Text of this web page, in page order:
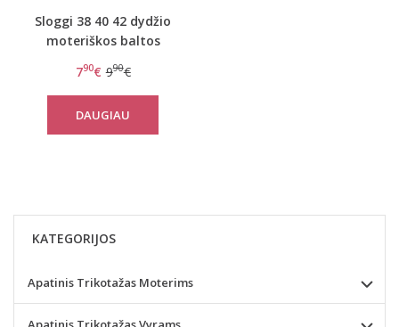
Sloggi 38 40 42 dydžio
moteriškos baltos
C3P
790€ 990€
DAUGIAU
KATEGORIJOS
Apatinis Trikotažas Moterims